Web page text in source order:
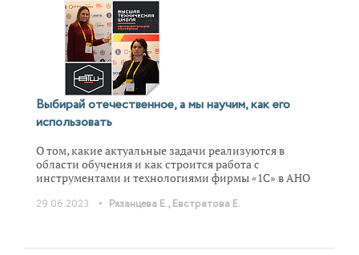
Выбирай отечественное, а мы научим, как его
использовать
О том, какие актуальные задачи реализуются в
области обучения и как строится работа с
инструментами и технологиями фирмы «1С» в АНО
рассказывают Евгения Рязанцева – начальник
образовательной организации (справа).
29.06.2023 • Рязанцева Е., Евстратова Е.